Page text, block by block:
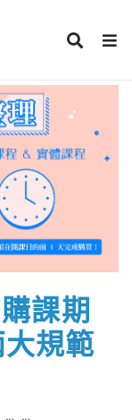
課期
規範